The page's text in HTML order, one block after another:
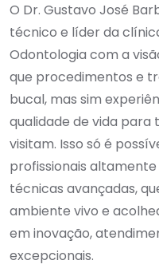
O Dr. Gustavo José
técnico e líder da
Odontologia com a
que procedimentos e
bucal, mas sim
qualidade de vida para
visitam. Isso só é
profissionais
técnicas avançadas,
ambiente vivo e
em inovação,
excepcionais.